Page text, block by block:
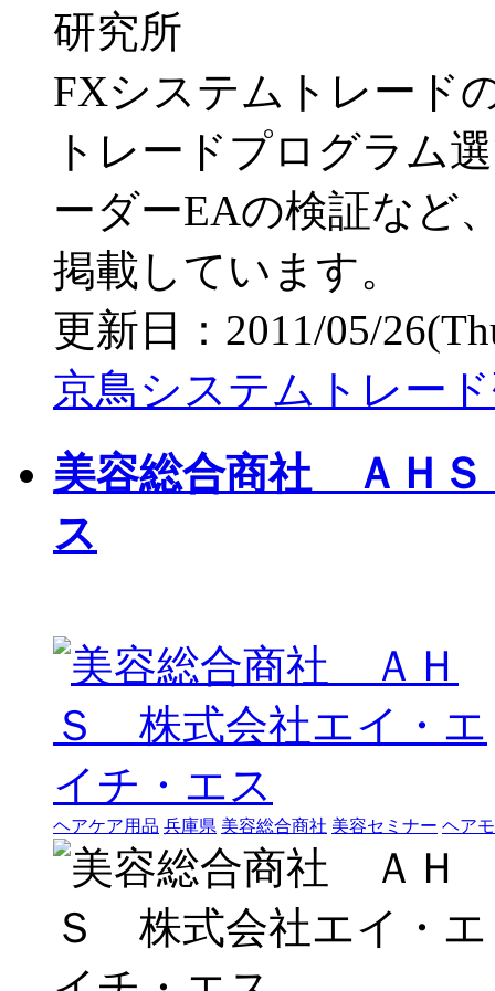
FXシステムトレード
トレードプログラム
ーダーEAの検証など
掲載しています。
更新日：2011/05/
京鳥システムトレー
美容総合商社 ＡＨ
ス
ヘアケア用品 兵庫県 美容総合商社 美容セミナー ヘア